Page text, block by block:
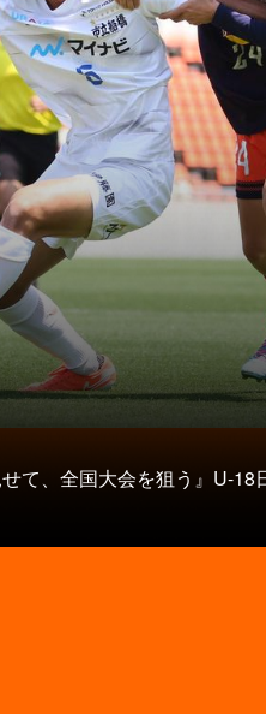
て、全国大会を狙う』U-18